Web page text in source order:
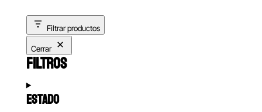
Filtrar productos
Cerrar
FILTROS
ESTADO